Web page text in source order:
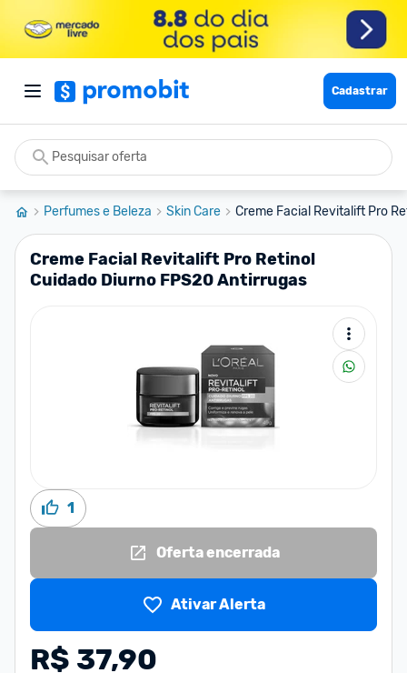
Cadastrar
Perfumes e Beleza Skin Care Creme Facial Revitalift Pro
Creme Facial Revitalift Pro Retinol
Cuidado Diurno FPS20 Antirrugas
1
Oferta encerrada
Ativar Alerta
R$ 37,90